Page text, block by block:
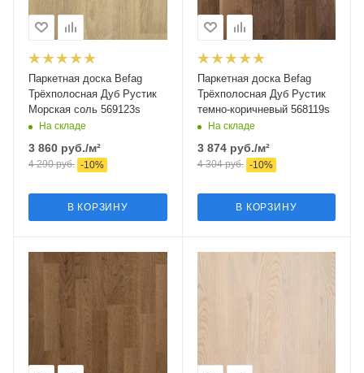
Паркетная доска Befag
Трёхполосная Дуб Рустик
Морская соль 569123s
На складе
3 860 руб./м²
4 290руб. -10%
В КОРЗИНУ
Паркетная доска Befag
Трёхполосная Дуб Рустик
темно-коричневый 568119s
На складе
3 874руб./м²
4 304руб. -10%
В КОРЗИНУ